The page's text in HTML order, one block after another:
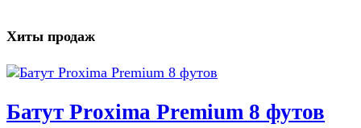
Хиты продаж
Батут Proxima Premium 8 футов